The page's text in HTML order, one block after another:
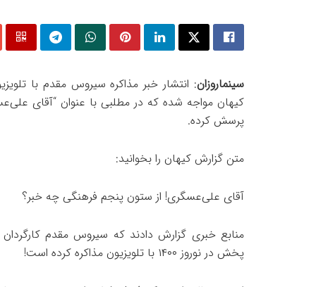
سینماروزان: انتشار خبر مذاکره سیروس مقدم با
کیهان مواجه شده که در مطلبی با عنوان “آقای
پرسش کرده.
متن گزارش کیهان را بخوانید:
آقای علی‌عسگری! از ستون پنجم فرهنگی چه خبر؟
منابع خبری گزارش دادند که سیروس مقدم
پخش در نوروز ۱۴۰۰ با تلویزیون مذاکره کرده است!